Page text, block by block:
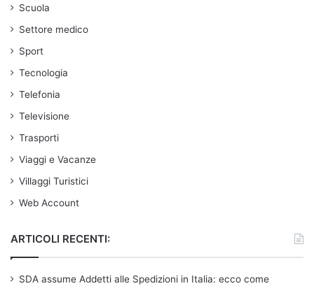
Scuola
Settore medico
Sport
Tecnologia
Telefonia
Televisione
Trasporti
Viaggi e Vacanze
Villaggi Turistici
Web Account
ARTICOLI RECENTI:
SDA assume Addetti alle Spedizioni in Italia: ecco come